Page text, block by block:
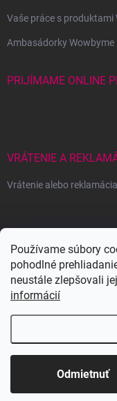
Používame súbory
pohodlné
neustále zlepšovali
informácií
Odmietnuť
Vaše práce s produktami
Ambasádorky Wowbyme
PRIJÍMAME ONLINE
VRÁTENIE A
Vrátenie alebo
Copyright 2026